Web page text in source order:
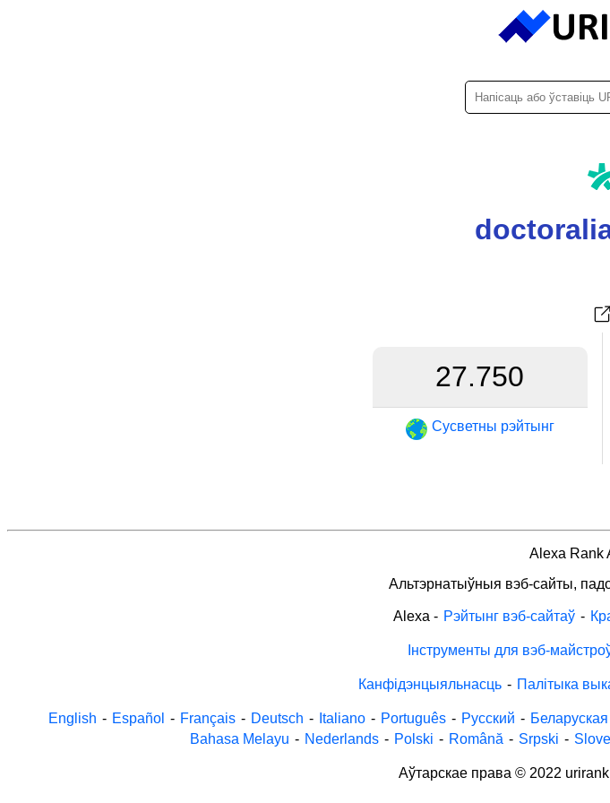
27.750
Сусветны рэйтынг
Alexa Rank
Альтэрнатыўныя вэб-сайты,
Alexa - Рэйтынг вэб-сайтаў -
Інструменты для вэб-
Канфідэнцыяльнасць - Палітыка
English - Español - Français - Deutsch - Italiano - Português - Русский - Беларуская
Bahasa Melayu - Nederlands - Polski - Română - Srpski -
Аўтарскае права © 2022